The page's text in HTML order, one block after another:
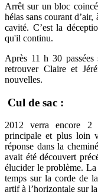
Arrêt sur un bloc
hélas sans courant
cavité. C’est la
qu'il continu.
Après 11 h 30
retrouver Claire et
nouvelles.
Cul de sac :
2012 verra encore 2
principale et plus loin
réponse dans la
avait été découvert
élucider le problème.
temps sur la corde de
artif à l’horizontale sur